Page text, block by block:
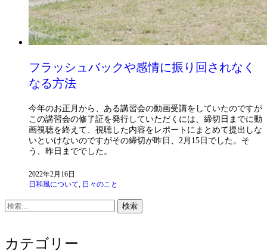
フラッシュバックや感情に振り回されなく
なる方法
今年のお正月から、ある講習会の動画受講をしていたのですが
この講習会の修了証を発行していただくには、締切日までに動
画視聴を終えて、視聴した内容をレポートにまとめて提出しな
いといけないのですがその締切が昨日、2月15日でした。そ
う、昨日まででした。
2022年2月16日
日和風について
日々のこと
検
カテゴリー